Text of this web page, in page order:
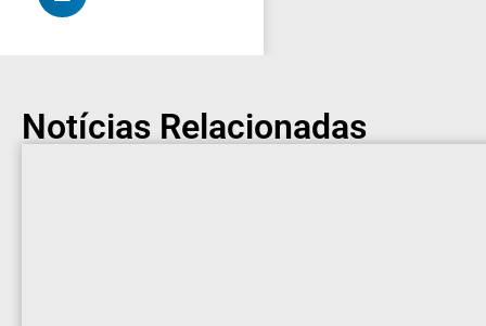
Notícias Relacionadas